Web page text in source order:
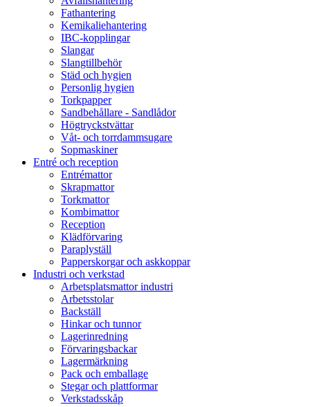
Fathantering
Kemikaliehantering
IBC-kopplingar
Slangar
Slangtillbehör
Städ och hygien
Personlig hygien
Torkpapper
Sandbehållare - Sandlådor
Högtryckstvättar
Våt- och torrdammsugare
Sopmaskiner
Entré och reception
Entrémattor
Skrapmattor
Torkmattor
Kombimattor
Reception
Klädförvaring
Paraplyställ
Papperskorgar och askkoppar
Industri och verkstad
Arbetsplatsmattor industri
Arbetsstolar
Backställ
Hinkar och tunnor
Lagerinredning
Förvaringsbackar
Lagermärkning
Pack och emballage
Stegar och plattformar
Verkstadsskåp